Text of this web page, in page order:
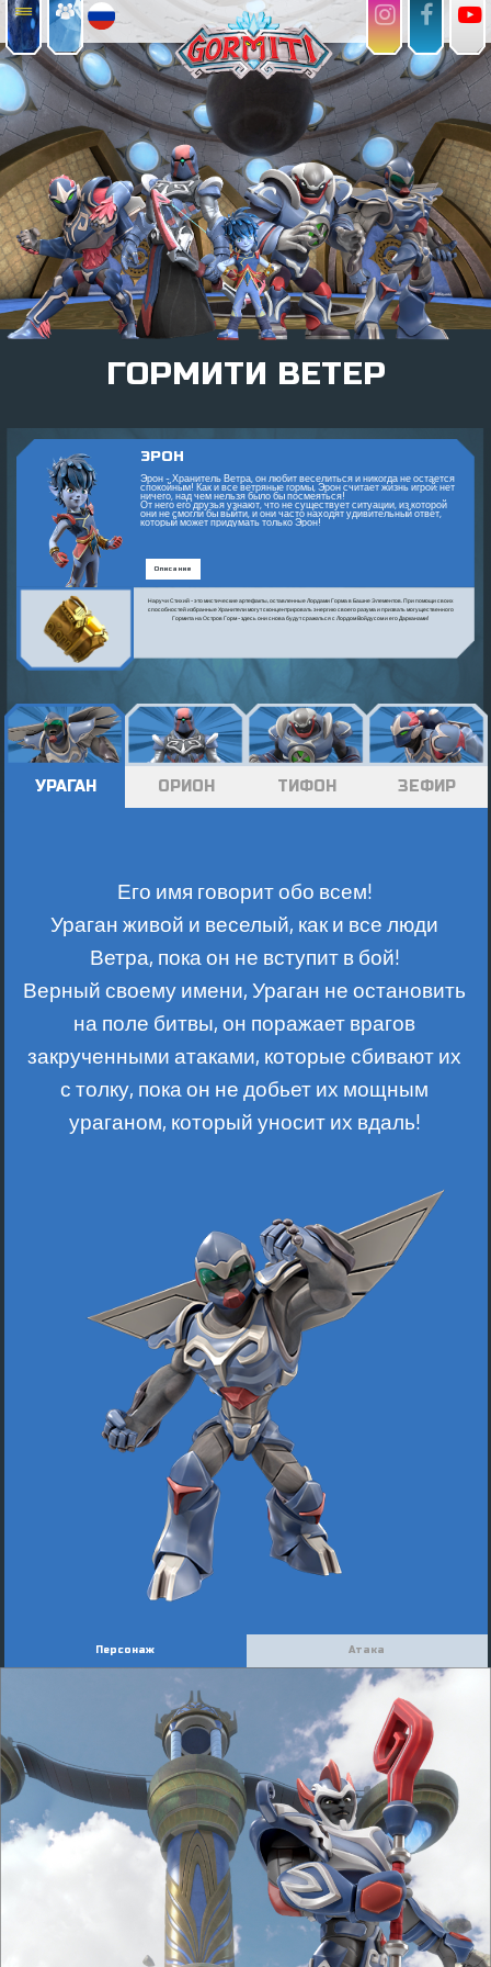
ГОРМИТИ ВЕТЕР
ЭРОН
Эрон - Хранитель Ветра, он любит веселиться и никогда не остается
спокойным! Как и все ветряные гормы, Эрон считает жизнь игрой: нет
ничего, над чем нельзя было бы посмеяться!
От него его друзья узнают, что не существует ситуации, из которой
они не смогли бы выйти, и они часто находят удивительный ответ,
который может придумать только Эрон!
Описание
Наручи Стихий - это мистические артефакты, оставленные Лордами Горма в Башне Элементов. При помощи своих
способностей избранные Хранители могут сконцентрировать энергию своего разума и призвать могущественного
Гормита на Остров Горм - здесь они снова будут сражаться с Лордом Войдусом и его Дарканами!
УРАГАН ОРИОН ТИФОН ЗЕФИР
Его имя говорит обо всем!
Ураган живой и веселый, как и все люди
Ветра, пока он не вступит в бой!
Верный своему имени, Ураган не остановить
на поле битвы, он поражает врагов
закрученными атаками, которые сбивают их
с толку, пока он не добьет их мощным
ураганом, который уносит их вдаль!
Персонаж Атака